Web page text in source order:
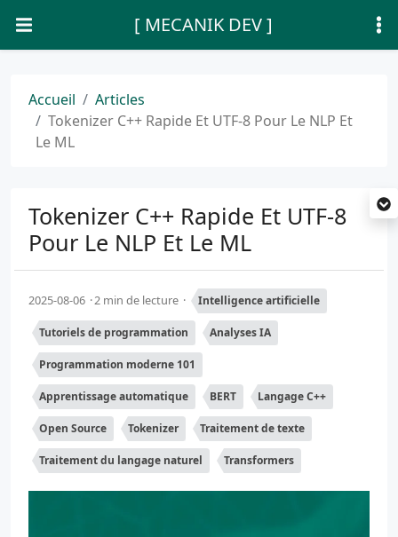
[ MECANIK DEV ]
Accueil
Articles
Tokenizer C++ Rapide Et UTF-8 Pour Le NLP Et
Le ML
Tokenizer C++ Rapide Et UTF-8
Pour Le NLP Et Le ML
2025-08-06 2 min de lecture Intelligence artificielle
Tutoriels de programmation Analyses IA
Programmation moderne 101
Apprentissage automatique BERT Langage C++
Open Source Tokenizer Traitement de texte
Traitement du langage naturel Transformers